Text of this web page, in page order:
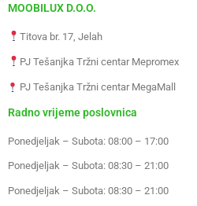
MOOBILUX D.O.O.
Titova br. 17, Jelah
PJ Tešanjka Tržni centar Mepromex
PJ Tešanjka Tržni centar MegaMall
Radno vrijeme poslovnica
Ponedjeljak – Subota: 08:00 – 17:00
Ponedjeljak – Subota: 08:30 – 21:00
Ponedjeljak – Subota: 08:30 – 21:00